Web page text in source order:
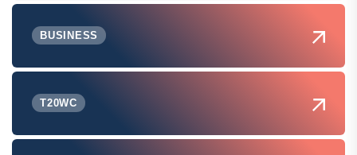
BUSINESS
T20WC